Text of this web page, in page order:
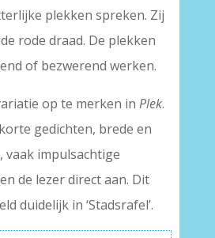
plekken spreken. Zij
rode draad. De plekken
of bezwerend werken.
op te merken in Plek.
gedichten, brede en
vaak impulsachtige
de lezer direct aan. Dit
duidelijk in ‘Stadsrafel’.